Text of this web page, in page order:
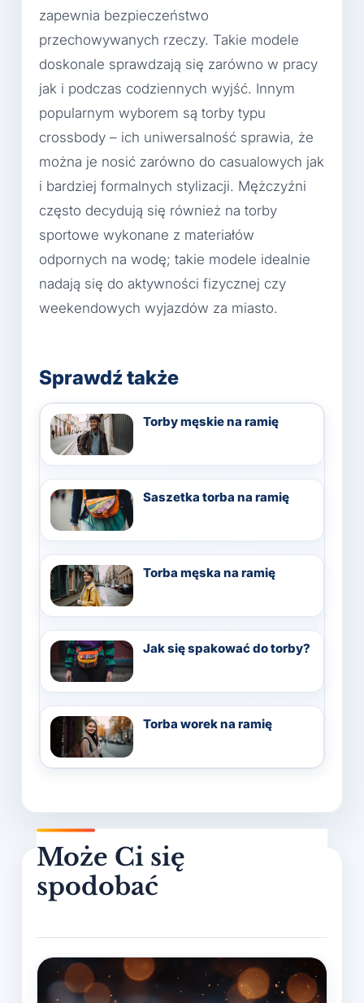
zapewnia bezpieczeństwo
przechowywanych rzeczy. Takie modele
doskonale sprawdzają się zarówno w pracy
jak i podczas codziennych wyjść. Innym
popularnym wyborem są torby typu
crossbody – ich uniwersalność sprawia, że
można je nosić zarówno do casualowych jak
i bardziej formalnych stylizacji. Mężczyźni
często decydują się również na torby
sportowe wykonane z materiałów
odpornych na wodę; takie modele idealnie
nadają się do aktywności fizycznej czy
weekendowych wyjazdów za miasto.
Sprawdź także
Torby męskie na ramię
Saszetka torba na ramię
Torba męska na ramię
Jak się spakować do torby?
Torba worek na ramię